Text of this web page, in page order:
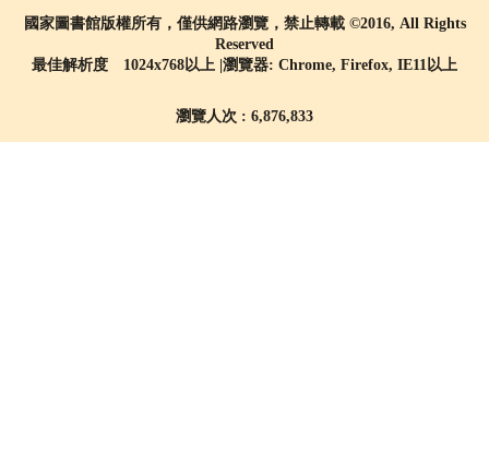
國家圖書館版權所有，僅供網路瀏覽，禁止轉載 ©2016, All Rights
Reserved
最佳解析度 1024x768以上 |瀏覽器: Chrome, Firefox, IE11以上
瀏覽人次 : 6,876,833